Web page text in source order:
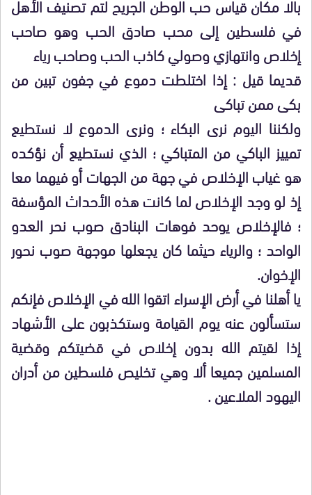
في فلسطين إلى محب صادق الحب وهو صاحب
إخلاص وانتهازي وصولي كاذب الحب وصاحب رياء
قديما قيل : إذا اختلطت دموع في جفون تبين من
بكى ممن تباكى
ولكننا اليوم نرى البكاء ؛ ونرى الدموع لا نستطيع
تمييز الباكي من المتباكي ؛ الذي نستطيع أن نؤكده
هو غياب الإخلاص في جهة من الجهات أو فيهما معا
إذ لو وجد الإخلاص لما كانت هذه الأحداث المؤسفة
؛ فالإخلاص يوحد فوهات البنادق صوب نحر العدو
الواحد ؛ والرياء حيثما كان يجعلها موجهة صوب نحور
الإخوان.
يا أهلنا في أرض الإسراء اتقوا الله في الإخلاص فإنكم
ستسألون عنه يوم القيامة وستكذبون على الأشهاد
إذا لقيتم الله بدون إخلاص في قضيتكم وقضية
المسلمين جميعا ألا وهي تخليص فلسطين من أدران
اليهود الملاعين .